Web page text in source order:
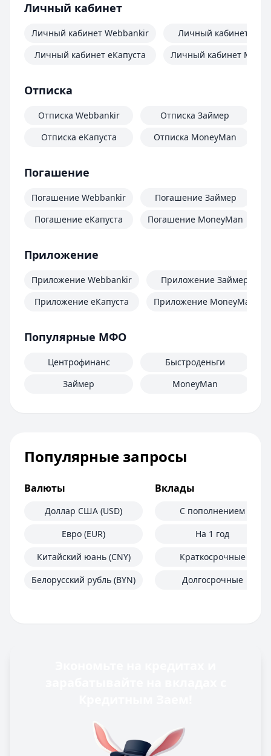
Личный кабинет
Личный кабинет Webbankir
Личный кабинет еКапуста
Личный кабинет
Личный кабинет
Отписка
Отписка Webbankir
Отписка еКапуста
Отписка Займер
Отписка MoneyMan
Погашение
Погашение Webbankir
Погашение еКапуста
Погашение Займер
Погашение MoneyMan
Приложение
Приложение Webbankir
Приложение еКапуста
Приложение Займер
Приложение MoneyMan
Популярные МФО
Центрофинанс
Займер
Быстроденьги
MoneyMan
Популярные запросы
Валюты
Доллар США (USD)
Евро (EUR)
Китайский юань (CNY)
Белорусский рубль (BYN)
Вклады
С пополнением
На 1 год
Краткосрочные
Долгосрочные